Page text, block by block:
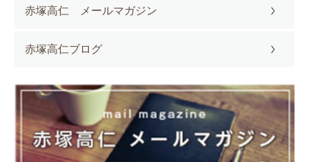
赤塚高仁 メールマガジン
赤塚高仁ブログ